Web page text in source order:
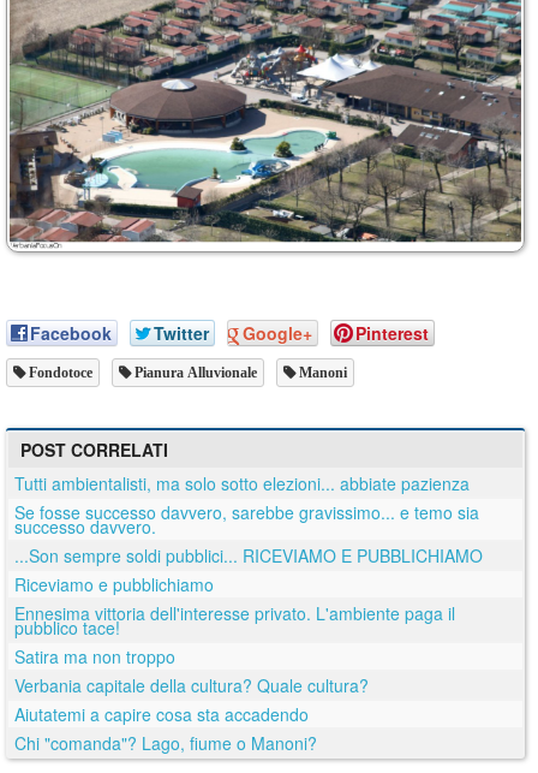
Facebook Twitter Google+ Pinterest
Fondotoce Pianura Alluvionale Manoni
POST CORRELATI
Tutti ambientalisti, ma solo sotto elezioni... abbiate pazienza
Se fosse successo davvero, sarebbe gravissimo... e temo sia
successo davvero.
...Son sempre soldi pubblici... RICEVIAMO E PUBBLICHIAMO
Riceviamo e pubblichiamo
Ennesima vittoria dell'interesse privato. L'ambiente paga il
pubblico tace!
Satira ma non troppo
Verbania capitale della cultura? Quale cultura?
Aiutatemi a capire cosa sta accadendo
Chi "comanda"? Lago, fiume o Manoni?